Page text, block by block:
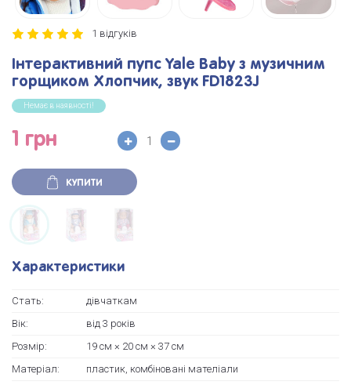
1 відгуків
Інтерактивний пупс Yale Baby з музичним
горщиком Хлопчик, звук FD1823J
Немає в наявності!
1 грн
КУПИТИ
Характеристики
Стать:
дівчаткам
Вік:
від 3 років
Розмір:
19 см × 20 см × 37 см
Матеріал:
пластик, комбіновані мателіали